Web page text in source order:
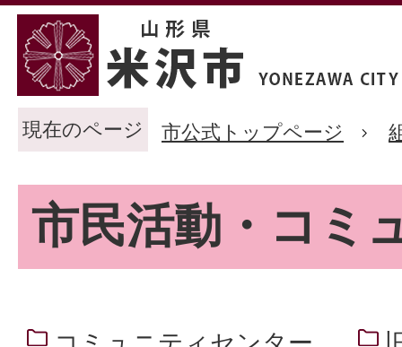
現在のページ 市公式トップページ
市民活動・コミ